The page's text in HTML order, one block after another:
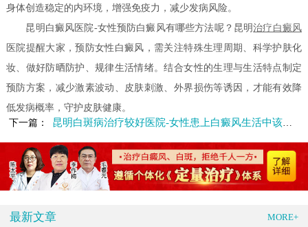
身体创造稳定的内环境，增强免疫力，减少发病风险。
昆明白癜风医院-女性预防白癜风有哪些方法呢？昆明治疗白癜风
医院提醒大家，预防女性白癜风，需关注特殊生理周期、科学护肤化
妆、做好防晒防护、规律生活情绪。结合女性的生理与生活特点制定
预防方案，减少激素波动、皮肤刺激、外界损伤等诱因，才能有效降
低发病概率，守护皮肤健康。
下一篇：
昆明白斑病治疗较好医院-女性患上白癜风生活中该注意什么
最新文章 MORE+